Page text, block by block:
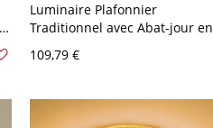
Luminaire Plafonnier
Traditionnel avec Abat-jour en
pour Salon - 110 V-120 V Beige
109,79 €